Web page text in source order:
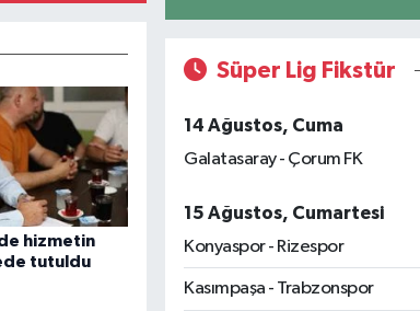
hizmetin
tutuldu
Süper Lig Fikstür
14 Ağustos, Cuma
Galatasaray - Çorum FK
15 Ağustos, Cumartesi
Konyaspor - Rizespor
Kasımpaşa - Trabzonspor